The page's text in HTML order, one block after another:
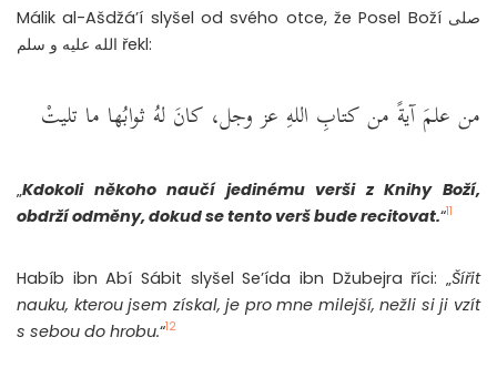
Málik al-Ašdžá’í slyšel od svého otce, že Posel Boží صلى
الله عليه و سلم řekl:
من علمَ آيةً من كتابِ اللهِ عز وجل، كانَ لهُ ثوابُها ما تليتْ
„Kdokoli někoho naučí jedinému verši z Knihy Boží,
obdrží odměny, dokud se tento verš bude recitovat.“11
Habíb ibn Abí Sábit slyšel Se’ída ibn Džubejra říci: „Šířit
nauku, kterou jsem získal, je pro mne milejší, nežli si ji vzít
s sebou do hrobu.“12